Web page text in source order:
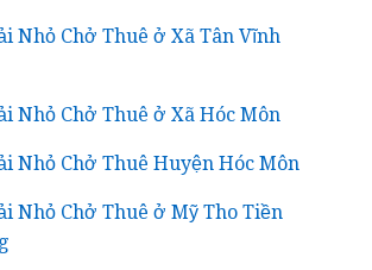
Nhỏ Chở Thuê ở Xã Tân Vĩnh
Nhỏ Chở Thuê ở Xã Hóc Môn
Nhỏ Chở Thuê Huyện Hóc Môn
Nhỏ Chở Thuê ở Mỹ Tho Tiền